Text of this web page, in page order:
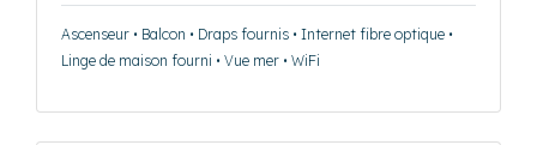
Ascenseur • Balcon • Draps fournis • Internet fibre optique •
Linge de maison fourni • Vue mer • WiFi